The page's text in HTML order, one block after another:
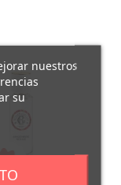
nuestros
su